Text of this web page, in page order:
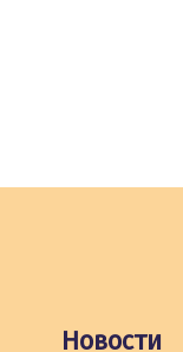
Новости